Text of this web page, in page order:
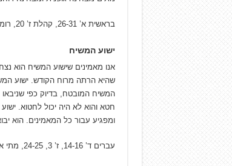
בראשית א’ 26-31, קהלת ז’ 20, רומיים ג’ 19-20, 23, אפסים ב’ 1, תהלים טו
ישוע המשיח
אנו מאמינים שישוע המשיח הוא
שהיא הרתה מרוח הקודש. ישוע
המשיח המובטח, בדיוק כפי
חטא והוא לא היה יכול לחטוא.
ומפגיע עבור כל המאמינים. הוא
עברים ד’ 14-16, ז’ 3, 24-25, מתי א’ 18-23, יוחנן א’ 1, 14, ב’ 19-21, מרקוס טז’